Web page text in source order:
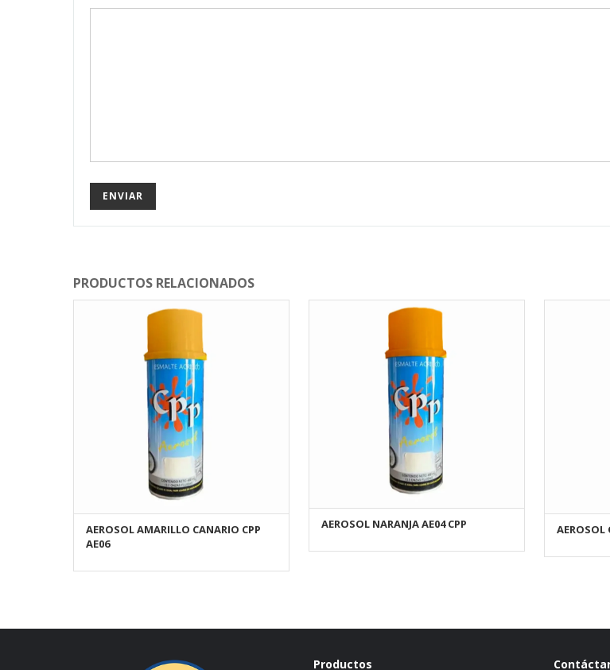
PRODUCTOS RELACIONADOS
AÑADIR AL CARRITO
AEROSOL AMARILLO CANARIO CPP
AE06
AÑADIR AL CARRITO
AEROSOL NARANJA AE04 CPP AEROSOL
Productos